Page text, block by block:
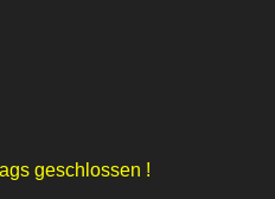
geschlossen !